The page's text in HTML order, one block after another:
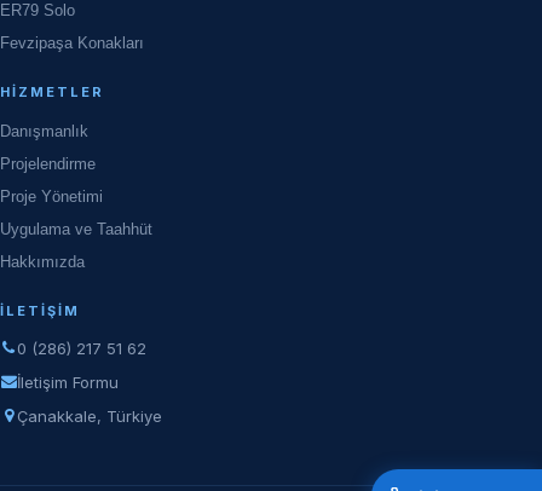
ER79 Solo
Fevzipaşa Konakları
HIZMETLER
Danışmanlık
Projelendirme
Proje Yönetimi
Uygulama ve Taahhüt
Hakkımızda
İLETIŞIM
0 (286) 217 51 62
İletişim Formu
Çanakkale, Türkiye